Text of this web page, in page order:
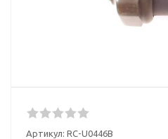
Артикул: RC-U0446B